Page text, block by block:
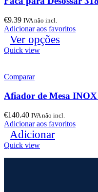
€9.39 IVA não incl.
Adicionar aos favoritos
Ver opções
Quick view
Comparar
Afiador de Mesa
€140.40 IVA não incl.
Adicionar aos favoritos
Adicionar
Quick view